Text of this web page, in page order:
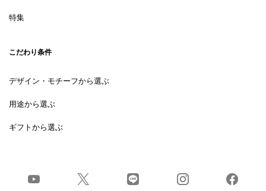
特集
こだわり条件
デザイン・モチーフから選ぶ
用途から選ぶ
ギフトから選ぶ